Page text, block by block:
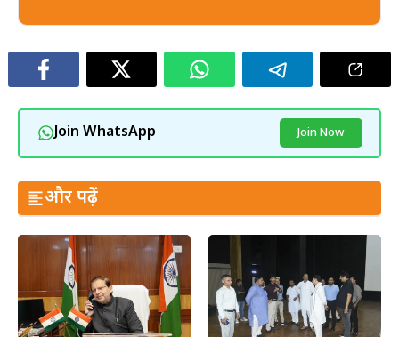
Join WhatsApp Join Now
और पढ़ें